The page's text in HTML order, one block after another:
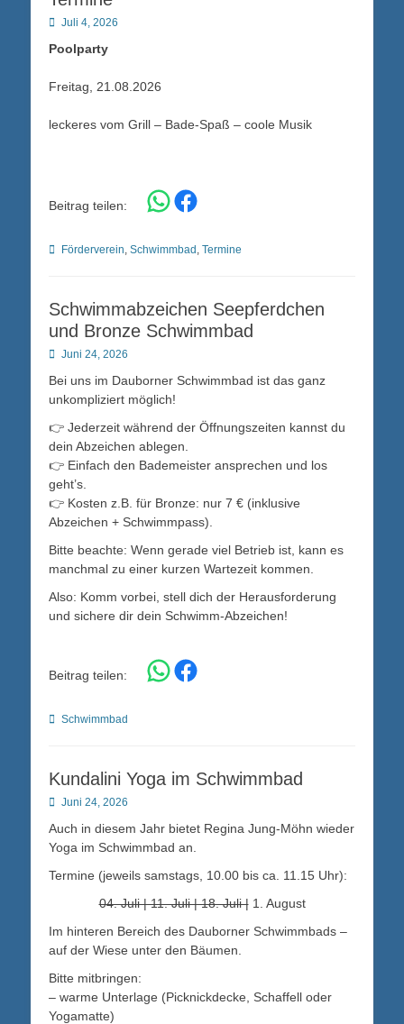
Posted
Juli 4, 2026
Poolparty
Freitag, 21.08.2026
leckeres vom Grill – Bade-Spaß – coole Musik
Beitrag teilen: Share on WhatsApp
Share on Facebook
Kategorien
Förderverein, Schwimmbad , Termine
Schwimmabzeichen Seepferdchen
und Bronze Schwimmbad
Posted
Juni 24, 2026
Bei uns im Dauborner Schwimmbad ist das ganz
unkompliziert möglich!
👉 Jederzeit während der Öffnungszeiten kannst du
dein Abzeichen ablegen.
👉 Einfach den Bademeister ansprechen und los
geht’s.
👉 Kosten z.B. für Bronze: nur 7 € (inklusive
Abzeichen + Schwimmpass).
Bitte beachte: Wenn gerade viel Betrieb ist, kann es
manchmal zu einer kurzen Wartezeit kommen.
Also: Komm vorbei, stell dich der Herausforderung
und sichere dir dein Schwimm-Abzeichen!
Beitrag teilen: Share on WhatsApp
Share on Facebook
Kategorien
Schwimmbad
Kundalini Yoga im Schwimmbad
Posted
Juni 24, 2026
Auch in diesem Jahr bietet Regina Jung-Möhn wieder
Yoga im Schwimmbad an.
Termine (jeweils samstags, 10.00 bis ca. 11.15 Uhr):
04. Juli | 11. Juli | 18. Juli |1. August
Im hinteren Bereich des Dauborner Schwimmbads –
auf der Wiese unter den Bäumen.
Bitte mitbringen:
– warme Unterlage (Picknickdecke, Schaffell oder
Yogamatte)